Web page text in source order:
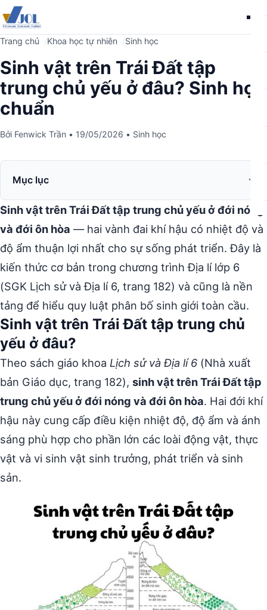
Trang chủ Khoa học tự nhiên Sinh học
Sinh vật trên Trái Đất tập
trung chủ yếu ở đâu? Sinh học
chuẩn
Bởi Fenwick Trần • 19/05/2026 • Sinh học
Mục lục
Sinh vật trên Trái Đất tập trung chủ yếu ở đới nóng
và đới ôn hòa — hai vành đai khí hậu có nhiệt độ và
độ ẩm thuận lợi nhất cho sự sống phát triển. Đây là
kiến thức cơ bản trong chương trình Địa lí lớp 6
(SGK Lịch sử và Địa lí 6, trang 182) và cũng là nền
tảng để hiểu quy luật phân bố sinh giới toàn cầu.
Sinh vật trên Trái Đất tập trung chủ
yếu ở đâu?
Theo sách giáo khoa Lịch sử và Địa lí 6 (Nhà xuất
bản Giáo dục, trang 182), sinh vật trên Trái Đất tập
trung chủ yếu ở đới nóng và đới ôn hòa. Hai đới khí
hậu này cung cấp điều kiện nhiệt độ, độ ẩm và ánh
sáng phù hợp cho phần lớn các loài động vật, thực
vật và vi sinh vật sinh trưởng, phát triển và sinh
sản.